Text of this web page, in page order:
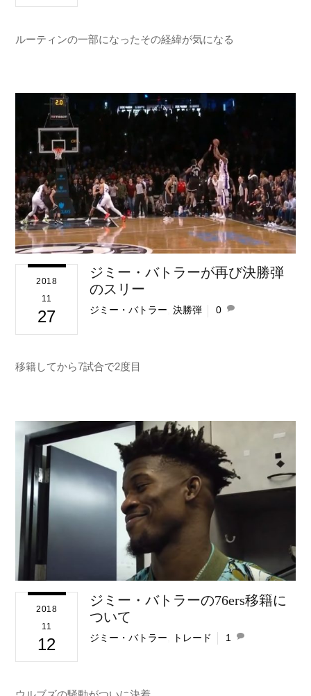
ルーティンの一部になったその経緯が気になる
2018
11
27
ジミー・バトラーが再び決勝弾
のスリー
ジミー・バトラー ,決勝弾 0
移籍してから7試合で2度目
2018
11
12
ジミー・バトラーの76ers移籍に
ついて
ジミー・バトラー トレード 1